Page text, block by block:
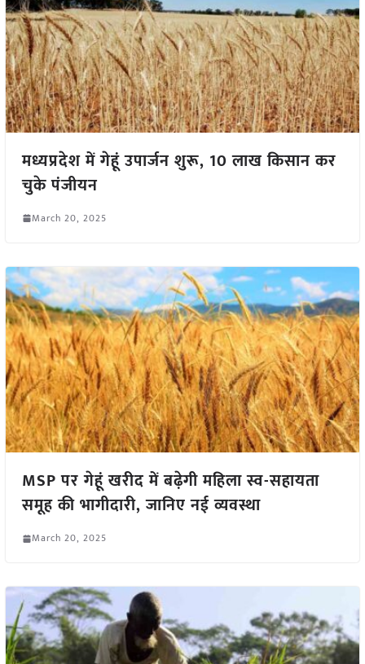
मध्यप्रदेश में गेहूं उपार्जन शुरू, 10 लाख किसान कर
चुके पंजीयन
March 20, 2025
MSP पर गेहूं खरीद में बढ़ेगी महिला स्व-सहायता
समूह की भागीदारी, जानिए नई व्यवस्था
March 20, 2025